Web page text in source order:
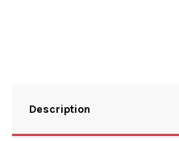
Description